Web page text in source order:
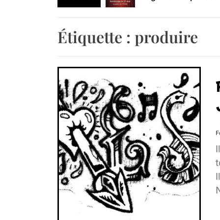
Retrouvez-nous au
Étiquette : produire